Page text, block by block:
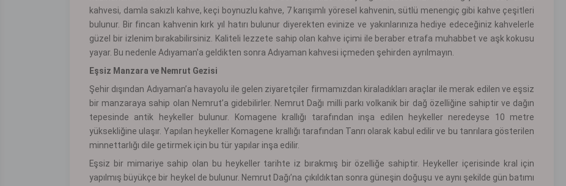
kahvesi, damla sakızlı kahve, keçi boynuzlu kahve, 7 karışımlı yöresel kahvenin, sütlü menengiç gibi kahve çeşitleri
bulunur. Bir fincan kahvenin kırk yıl hatırı bulunur diyerekten evinize ve yakınlarınıza hediye edeceğiniz kahvelerle
güzel bir izlenim bırakabilirsiniz. Kaliteli lezzete sahip olan kahve içimi ile beraber etrafa muhabbet ve aşk kokusu
yayar. Bu nedenle Adıyaman'a geldikten sonra Adıyaman kahvesi içmeden şehirden ayrılmayın.
Eşsiz Manzara ve Nemrut Gezisi
Şehir dışından Adıyaman’a havayolu ile gelen ziyaretçiler firmamızdan kiraladıkları araçlar ile merak edilen ve eşsiz
bir manzaraya sahip olan Nemrut’a gidebilirler. Nemrut Dağı milli parkı volkanik bir dağ özelliğine sahiptir ve dağın
tepesinde antik heykeller bulunur. Komagene krallığı tarafından inşa edilen heykeller neredeyse 10 metre
yüksekliğine ulaşır. Yapılan heykeller Komagene krallığı tarafından Tanrı olarak kabul edilir ve bu tanrılara gösterilen
minnettarlığı dile getirmek için bu tür yapılar inşa edilir.
Eşsiz bir mimariye sahip olan bu heykeller tarihte iz bırakmış bir özelliğe sahiptir. Heykeller içerisinde kral için
yapılmış büyükçe bir heykel de bulunur. Nemrut Dağı’na çıkıldıktan sonra güneşin doğuşu ve aynı şekilde gün batımı